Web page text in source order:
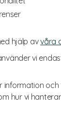
hjälp avvåra
vi
information
hur vi